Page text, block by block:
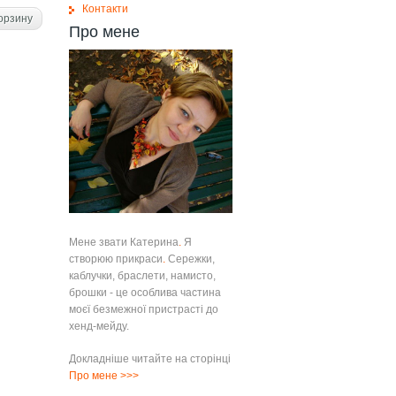
Контакти
Про мене
Мене звати Катерина.Я
створюю прикраси.Сережки,
каблучки, браслети, намисто,
брошки - це особлива частина
моєї безмежної пристрасті до
хенд-мейду.
Докладніше читайте на сторінці
Про мене >>>